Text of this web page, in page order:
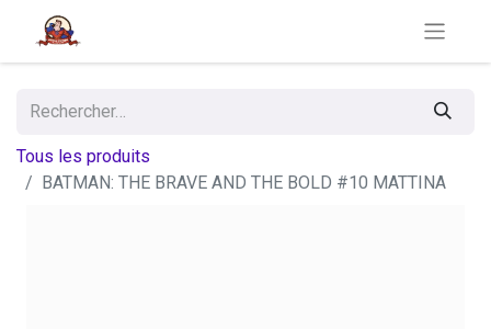
Tous les produits
BATMAN: THE BRAVE AND THE BOLD #10 MATTINA